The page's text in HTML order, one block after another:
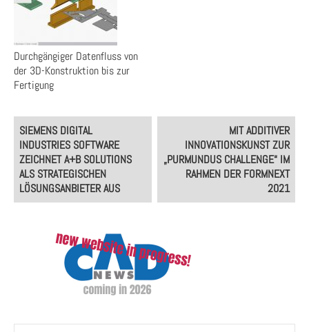
Durchgängiger Datenfluss von
der 3D-Konstruktion bis zur
Fertigung
Post
navigation
SIEMENS DIGITAL
INDUSTRIES SOFTWARE
ZEICHNET A+B SOLUTIONS
ALS STRATEGISCHEN
LÖSUNGSANBIETER AUS
MIT ADDITIVER
INNOVATIONSKUNST ZUR
„PURMUNDUS CHALLENGE“ IM
RAHMEN DER FORMNEXT
2021